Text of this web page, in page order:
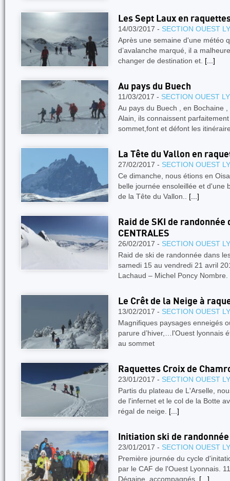
Les Sept Laux en
14/03/2017 - SECTION OUEST
Après une semaine d'une météo
d’avalanche marqué, il a
changer de destination et. [...]
Au pays du Buech
11/03/2017 - SECTION OUEST
Au pays du Buech , en Bochaine
Alain, ils connaissent
sommet,font et défont les
La Tête du Vallon en
27/02/2017 - SECTION OUEST
Ce dimanche, nous étions en
belle journée ensoleillée et d'une
de la Tête du Vallon.. [...]
Raid de SKI de randonnée
CENTRALES
26/02/2017 - SECTION OUEST
Raid de ski de randonnée dans
samedi 15 au vendredi 21 avril
Lachaud – Michel Poncy Nombre.
Le Crêt de la Neige à
13/02/2017 - SECTION OUEST
Magnifiques paysages enneigés
parure d’hiver,…l'Ouest lyonnais
au sommet
Raquettes Croix de
23/01/2017 - SECTION OUEST
Partis du plateau de L'Arselle,
de l'infernet et le col de la Botte
régal de neige. [...]
Initiation ski de
23/01/2017 - SECTION OUEST
Première journée du cycle
par le CAF de l'Ouest Lyonnais.
Dégaine, accompagnés. [...]